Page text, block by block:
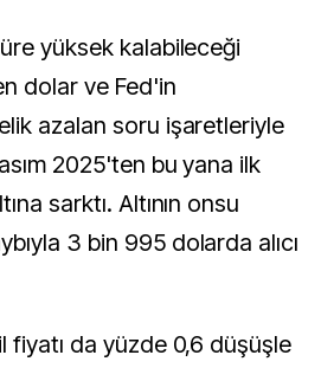
yüksek kalabileceği
dolar ve Fed'in
azalan soru işaretleriyle
2025'ten bu yana ilk
sarktı. Altının onsu
3 bin 995 dolarda alıcı
fiyatı da yüzde 0,6 düşüşle